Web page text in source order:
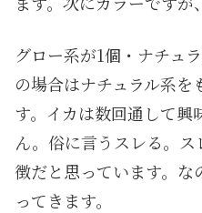
グロー系が1個・ナチュ
の場合はナチュラル系を
す。イカは数回通して
ん。俗に言うスレる。
徴だと思っています。
ってきます。